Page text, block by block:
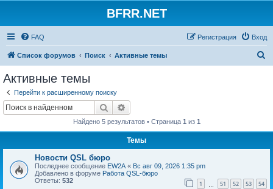
BFRR.NET
FAQ Вход
Регистрация
Список форумов Поиск Активные темы
Активные темы
Перейти к расширенному поиску
Поиск
Найдено 5 результатов • Страница 1 из 1
Темы
Новости QSL бюро
Последнее сообщение EW2A « Вс авг 09, 2026 1:35 pm
Добавлено в форуме Работа QSL-бюро
Ответы: 532 1 51 52 53 54